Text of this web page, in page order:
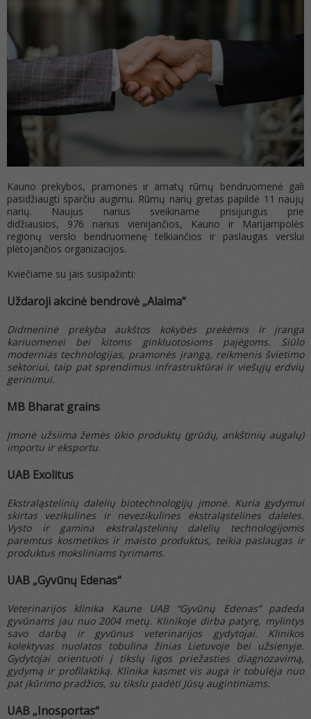
Kauno prekybos, pramonės ir amatų rūmų bendruomenė gali
pasidžiaugti sparčiu augimu. Rūmų narių gretas papildė 11 naujų
narių. Naujus narius sveikiname prisijungus prie
didžiausios, 976 narius vienijančios, Kauno ir Marijampolės
regionų verslo bendruomenę telkiančios ir paslaugas verslui
plėtojančios organizacijos.
Kviečiame su jais susipažinti:
Uždaroji akcinė bendrovė „Alaima“
Didmeninė prekyba aukštos kokybės prekėmis ir įranga
kariuomenei bei kitoms ginkluotosioms pajėgoms. Siūlo
modernias technologijas, pramonės įrangą, reikmenis švietimo
sektoriui, taip pat sprendimus infrastruktūrai ir viešųjų erdvių
gerinimui.
MB Bharat grains
Įmonė užsiima žemės ūkio produktų (grūdų, ankštinių augalų)
importu ir eksportu.
UAB Exolitus
Ekstraląstelinių dalelių biotechnologijų įmonė. Kuria gydymui
skirtas vezikulines ir nevezikulines ekstraląstelines daleles.
Vysto ir gamina ekstraląstelinių dalelių technologijomis
paremtus kosmetikos ir maisto produktus, teikia paslaugas ir
produktus moksliniams tyrimams.
UAB „Gyvūnų Edenas“
Veterinarijos klinika Kaune UAB “Gyvūnų Edenas” padeda
gyvūnams jau nuo 2004 metų. Klinikoje dirba patyrę, mylintys
savo darbą ir gyvūnus veterinarijos gydytojai. Klinikos
kolektyvas nuolatos tobulina žinias Lietuvoje bei užsienyje.
Gydytojai orientuoti į tikslų ligos priežasties diagnozavimą,
gydymą ir profilaktiką. Klinika kasmet vis auga ir tobulėja nuo
pat įkūrimo pradžios, su tikslu padėti Jūsų augintiniams.
UAB „Inosportas“